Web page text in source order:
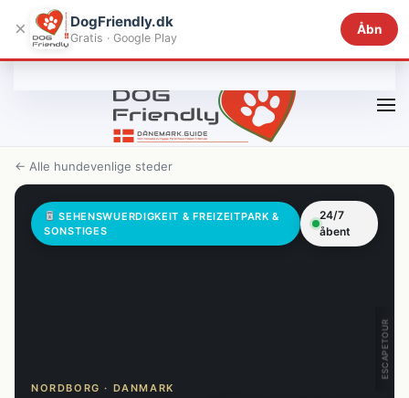
Gå til hovedindhold
× DogFriendly.dk
Gratis · Google Play
Åbn
← Alle hundevenlige steder
SEHENSWUERDIGKEIT & FREIZEITPARK &
SONSTIGES
24/7
åbent
NORDBORG · DANMARK
ESCAPETOUR